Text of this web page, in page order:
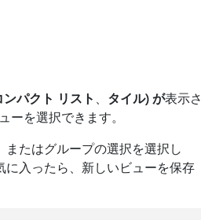
ンパクト リスト タイル) が表示さ
ーを選択できます。
たはグループの選択を選択し
入ったら、新しいビューを保存